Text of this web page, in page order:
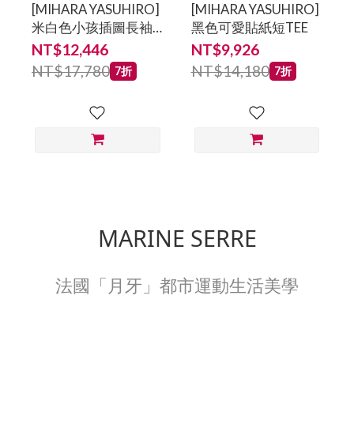
[MIHARA YASUHIRO]
米白色小孩插圖長袖
衛衣
NT$12,446
NT$17,780 7折
[MIHARA YASUHIRO]
黑色可愛貼紙短TEE
NT$9,926
NT$14,180 7折
MARINE SERRE
法國「月牙」都市運動生活美學